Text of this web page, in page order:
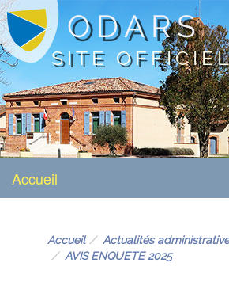
ODARS
SITE
Accueil
Accueil
Actualités
AVIS ENQUETE 2025